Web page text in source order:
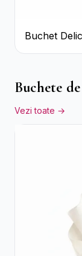
Buchet
Trandafiri și
Buchete
Vezi toate →